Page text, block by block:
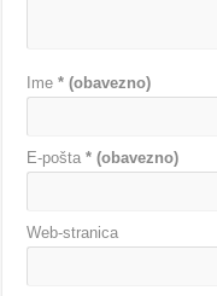
Ime* (obavezno)
E-pošta* (obavezno)
Web-stranica